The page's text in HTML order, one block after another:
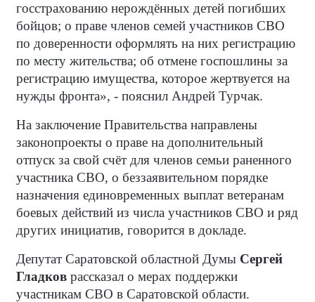
госстрахованию нерождённых детей погибших
бойцов; о праве членов семей участников СВО
по доверенности оформлять на них регистрацию
по месту жительства; об отмене госпошлины за
регистрацию имущества, которое жертвуется на
нужды фронта», - пояснил Андрей Турчак.
На заключение Правительства направлены
законопроекты о праве на дополнительный
отпуск за свой счёт для членов семьи раненного
участника СВО, о беззаявительном порядке
назначения единовременных выплат ветеранам
боевых действий из числа участников СВО и ряд
других инициатив, говорится в докладе.
Депутат Саратовской областной Думы Сергей
Гладков рассказал о мерах поддержки
участникам СВО в Саратовской области.